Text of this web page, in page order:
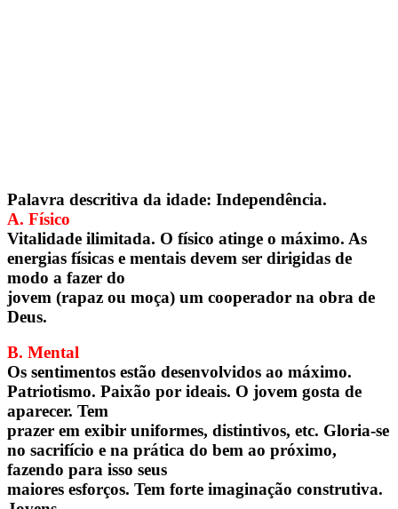
Palavra descritiva da idade: Independência.
A. Físico
Vitalidade ilimitada. O físico atinge o máximo. As
energias físicas e mentais devem ser dirigidas de
modo a fazer do
jovem (rapaz ou moça) um cooperador na obra de
Deus.
B. Mental
Os sentimentos estão desenvolvidos ao máximo.
Patriotismo. Paixão por ideais. O jovem gosta de
aparecer. Tem
prazer em exibir uniformes, distintivos, etc. Gloria-se
no sacrifício e na prática do bem ao próximo,
fazendo para isso seus
maiores esforços. Tem forte imaginação construtiva.